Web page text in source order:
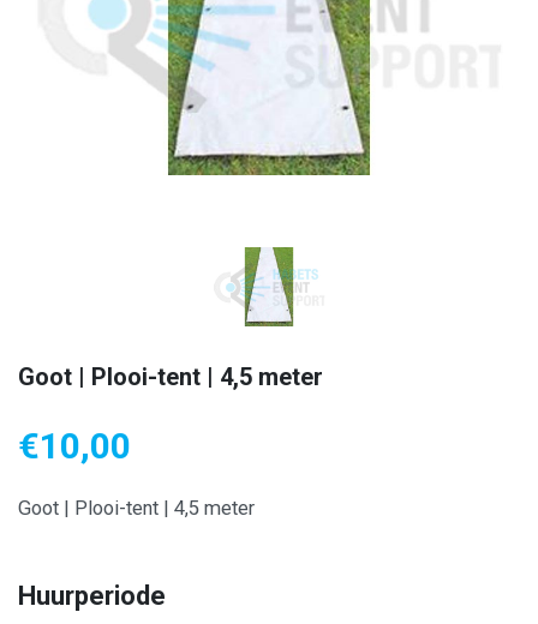
Goot | Plooi-tent | 4,5 meter
€10,00
Goot | Plooi-tent | 4,5 meter
Huurperiode